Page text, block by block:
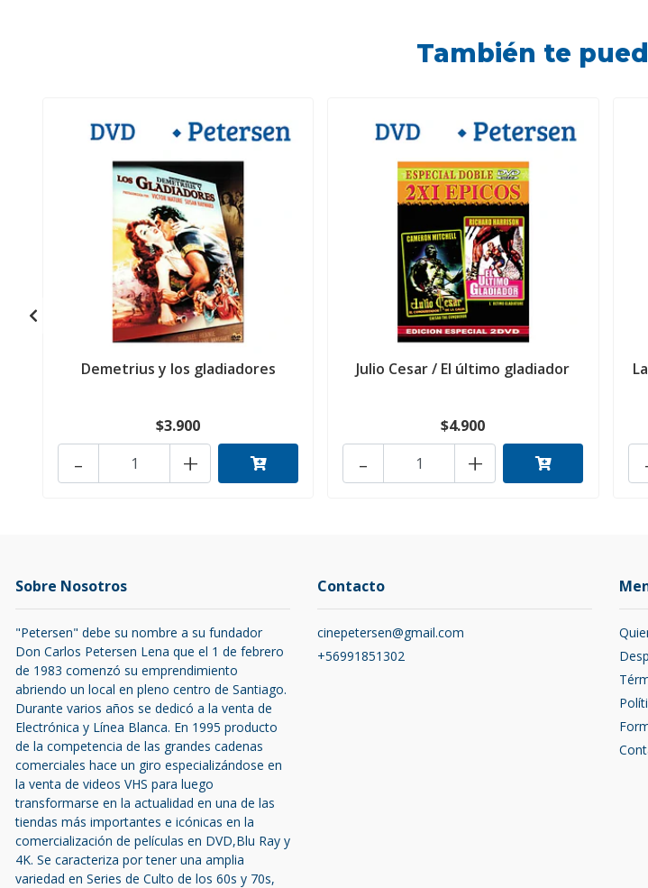
También te
Demetrius y los gladiadores
$3.900
+
-
Julio Cesar / El último gladiador
$4.900
+
-
Sobre Nosotros
"Petersen" debe su nombre a su fundador
Don Carlos Petersen Lena que el 1 de febrero
de 1983 comenzó su emprendimiento
abriendo un local en pleno centro de Santiago.
Durante varios años se dedicó a la venta de
Electrónica y Línea Blanca. En 1995 producto
de la competencia de las grandes cadenas
comerciales hace un giro especializándose en
la venta de videos VHS para luego
transformarse en la actualidad en una de las
tiendas más importantes e icónicas en la
comercialización de películas en DVD,Blu Ray y
4K. Se caracteriza por tener una amplia
variedad en Series de Culto de los 60s y 70s,
Contacto
cinepetersen@gmail.com
+56991851302